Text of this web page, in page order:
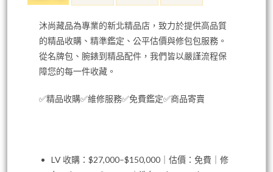
沐尚藏品為專業的新北精品店，致力於提供高品質
的精品收購、精準鑑定、公平估價與修包包服務。
從名牌包、腕錶到精品配件，我們皆以嚴謹流程保
障您的每一件收藏。
✅精品收購✅維修服務✅免費鑑定✅商品寄賣
LV 收購：$27,000–$150,000｜估價：免費｜修